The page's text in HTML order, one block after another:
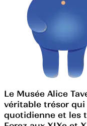
Le Musée Alice
véritable trésor
quotidienne et les